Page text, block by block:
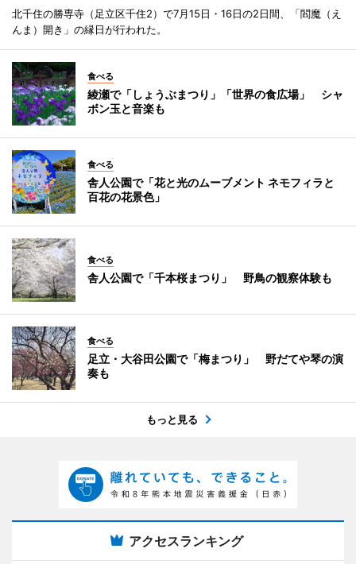
北千住の勝専寺（足立区千住2）で7月15日・16日の2日間、「閻魔（え
んま）開き」の縁日が行われた。
食べる
綾瀬で「しょうぶまつり」「世界の食広場」 シャ
ボン玉と音楽も
食べる
舎人公園で「花と光のムーブメント ネモフィラと
百花の花景色」
食べる
舎人公園で「千本桜まつり」 野鳥の観察体験も
食べる
足立・大谷田公園で「梅まつり」 野だてや琴の演
奏も
もっと見る
アクセスランキング